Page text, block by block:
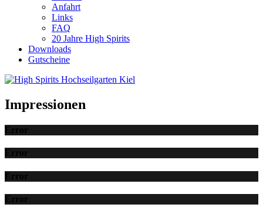
Anfahrt
Links
FAQ
20 Jahre High Spirits
Downloads
Gutscheine
Impressionen
Error
Error
Error
Error